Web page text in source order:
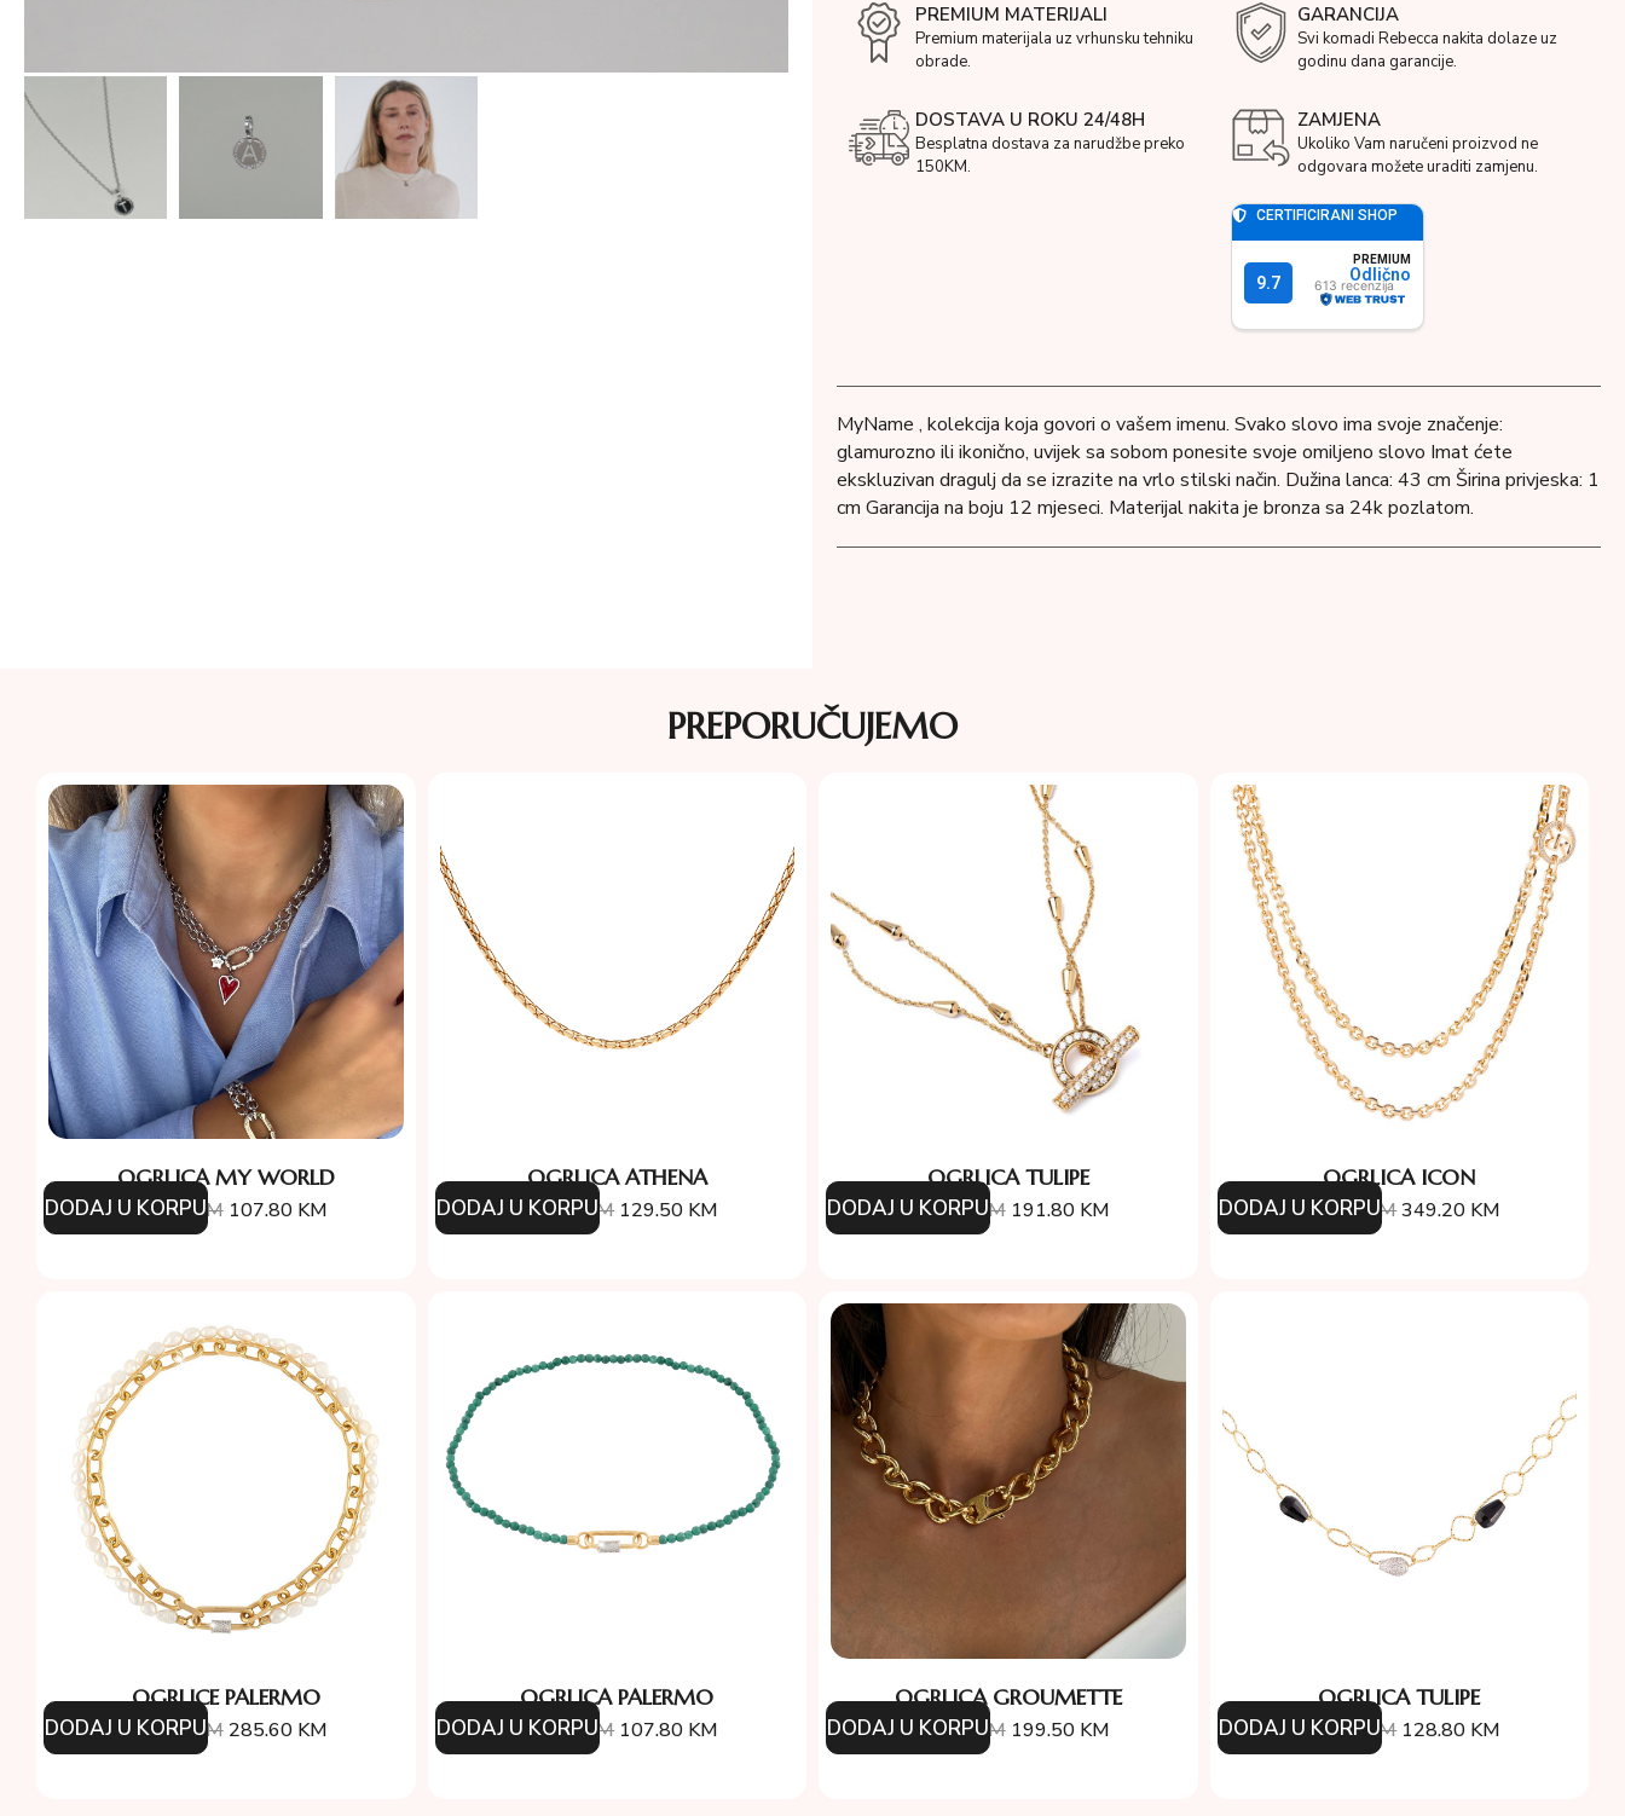
PREMIUM MATERIJALI
Premium materijala uz vrhunsku tehniku
obrade.
GARANCIJA
Svi komadi Rebecca nakita dolaze uz
godinu dana garancije.
DOSTAVA U ROKU 24/48H
Besplatna dostava za narudžbe preko
150KM.
ZAMJENA
Ukoliko Vam naručeni proizvod ne
odgovara možete uraditi zamjenu.
MyName , kolekcija koja govori o vašem imenu. Svako slovo ima svoje značenje:
glamurozno ili ikonično, uvijek sa sobom ponesite svoje omiljeno slovo Imat ćete
ekskluzivan dragulj da se izrazite na vrlo stilski način. Dužina lanca: 43 cm Širina privjeska: 1
cm Garancija na boju 12 mjeseci. Materijal nakita je bronza sa 24k pozlatom.
PREPORUČUJEMO
OGRLICA MY WORLD
154.00KM 107.80 KM
DODAJ U KORPU
OGRLICA ATHENA
185.00KM 129.50 KM
DODAJ U KORPU
OGRLICA TULIPE
274.00KM 191.80 KM
DODAJ U KORPU
OGRLICA ICON
388.00KM349.20 KM
DODAJ U KORPU
OGRLICE PALERMO
408.00KM 285.60 KM
DODAJ U KORPU
OGRLICA PALERMO
154.00KM 107.80 KM
DODAJ U KORPU
OGRLICA GROUMETTE
388.00KM 199.50 KM
DODAJ U KORPU
OGRLICA TULIPE
184.00KM 128.80 KM
DODAJ U KORPU